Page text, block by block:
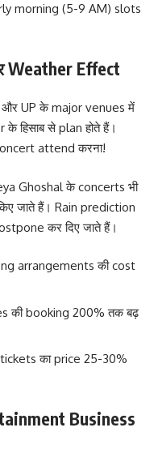
morning (5-9 AM) slots
Weather Effect
UP के major venues में
हिसाब से plan होते हैं।
attend करना!
Ghoshal के concerts भी
जाते हैं। Rain prediction
कर दिए जाते हैं।
arrangements की cost
की booking 200% तक बढ़
का price 25-30%
Business